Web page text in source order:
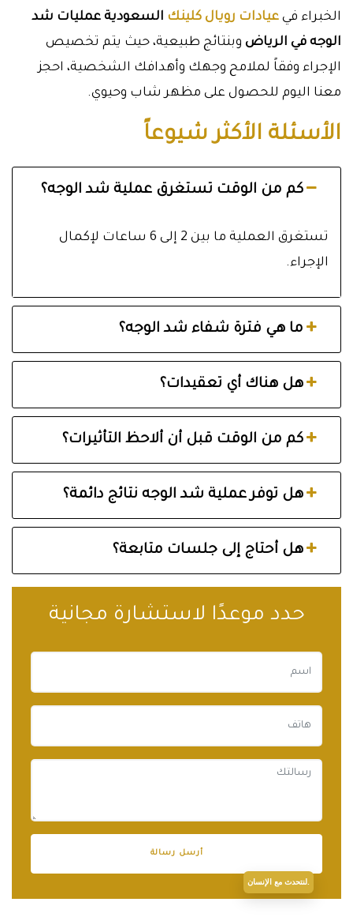
الخبراء في عيادات رويال كلينك السعودية عمليات شد
الوجه في الرياض وبنتائج طبيعية، حيث يتم تخصيص
الإجراء وفقاً لملامح وجهك وأهدافك الشخصية، احجز
معنا اليوم للحصول على مظهر شاب وحيوي.
الأسئلة الأكثر شيوعاً
كم من الوقت تستغرق عملية شد الوجه؟
تستغرق العملية ما بين 2 إلى 6 ساعات لإكمال
الإجراء.
ما هي فترة شفاء شد الوجه؟
هل هناك أي تعقيدات؟
كم من الوقت قبل أن ألاحظ التأثيرات؟
هل توفر عملية شد الوجه نتائج دائمة؟
هل أحتاج إلى جلسات متابعة؟
حدد موعدًا لاستشارة مجانية